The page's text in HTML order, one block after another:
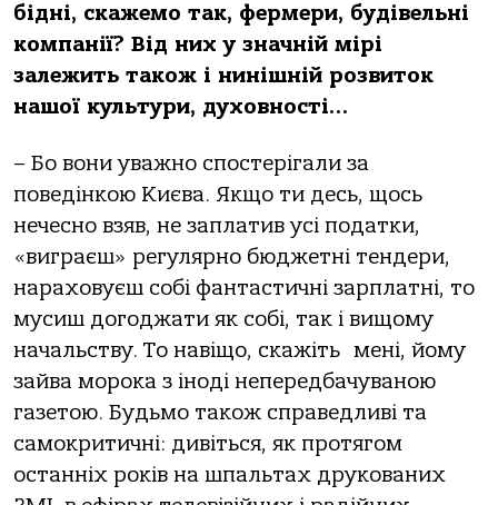
бідні, скажемо так, фермери, будівельні
компанії? Від них у значній мірі
залежить також і нинішній розвиток
нашої культури, духовності…
– Бо вони уважно спостерігали за
поведінкою Києва. Якщо ти десь, щось
нечесно взяв, не заплатив усі податки,
«виграєш» регулярно бюджетні тендери,
нараховуєш собі фантастичні зарплатні, то
мусиш догоджати як собі, так і вищому
начальству. То навіщо, скажіть мені, йому
зайва морока з іноді непередбачуваною
газетою. Будьмо також справедливі та
самокритичні: дивіться, як протягом
останніх років на шпальтах друкованих